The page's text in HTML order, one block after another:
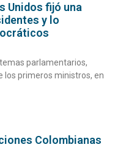
Unidos fijó una
y lo
parlamentarios,
los primeros ministros, en
Colombianas